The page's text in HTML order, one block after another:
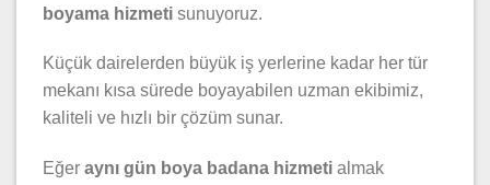
boyama hizmeti sunuyoruz.
Küçük dairelerden büyük iş yerlerine kadar her tür
mekanı kısa sürede boyayabilen uzman ekibimiz,
kaliteli ve hızlı bir çözüm sunar.
Eğer aynı gün boya badana hizmeti almak